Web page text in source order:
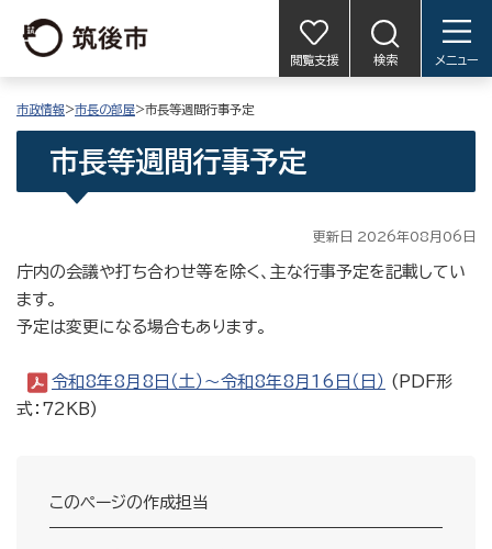
閲覧支援 検索 メニュー
市政情報>市長の部屋>市長等週間行事予定
市長等週間行事予定
更新日 2026年08月06日
庁内の会議や打ち合わせ等を除く、主な行事予定を記載してい
ます。
予定は変更になる場合もあります。
令和8年8月8日（土）〜令和8年8月16日（日） (PDF形
式：72KB)
このページの作成担当